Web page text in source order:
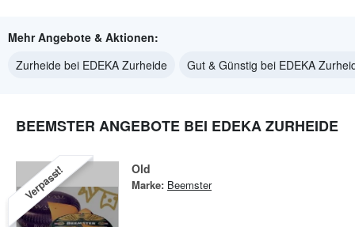
Mehr Angebote & Aktionen:
Zurheide bei EDEKA Zurheide
Gut & Günstig bei EDEKA
BEEMSTER ANGEBOTE BEI EDEKA ZURHEIDE
Verpasst! Old
Marke: Beemster